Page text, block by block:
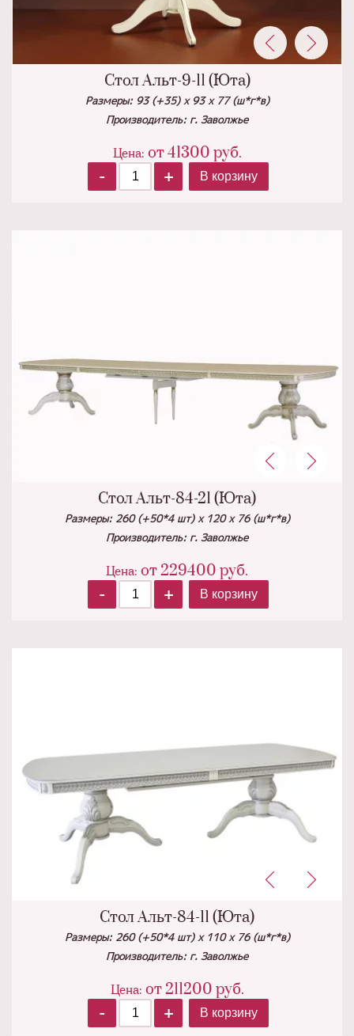
Стол Альт-9-11 (Юта)
Размеры: 93 (+35) х 93 х 77 (ш*г*в)
Производитель: г. Заволжье
Цена: от41300 руб.
-
+ В корзину
Стол Альт-84-21 (Юта)
Размеры: 260 (+50*4 шт) х 120 х 76 (ш*г*в)
Производитель: г. Заволжье
Цена: от229400 руб.
-
+ В корзину
Стол Альт-84-11 (Юта)
Размеры: 260 (+50*4 шт) х 110 х 76 (ш*г*в)
Производитель: г. Заволжье
Цена: от211200 руб.
-
+ В корзину